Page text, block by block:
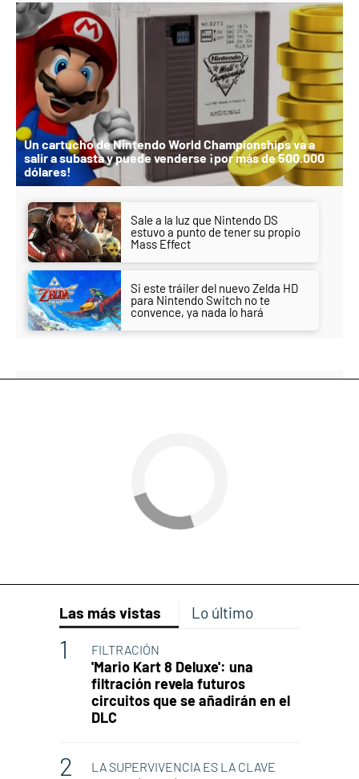
Un cartucho de Nintendo World Championships va a
salir a subasta y puede venderse ¡por más de 500.000
dólares!
Sale a la luz que Nintendo DS
estuvo a punto de tener su propio
Mass Effect
Si este tráiler del nuevo Zelda HD
para Nintendo Switch no te
convence, ya nada lo hará
Las más vistas Lo último
FILTRACIÓN
'Mario Kart 8 Deluxe': una
filtración revela futuros
circuitos que se añadirán en el
DLC
LA SUPERVIVENCIA ES LA CLAVE